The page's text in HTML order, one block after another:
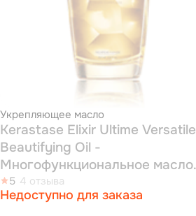
Укрепляющее масло
Kerastase Elixir Ultime Versatile
Beautifying Oil -
Многофункциональное масло
для всех типов волос 100 мл
5 4 отзыва
Недоступно для заказа